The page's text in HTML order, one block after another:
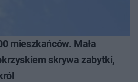
mieszkańców. Mała
skrywa zabytki,